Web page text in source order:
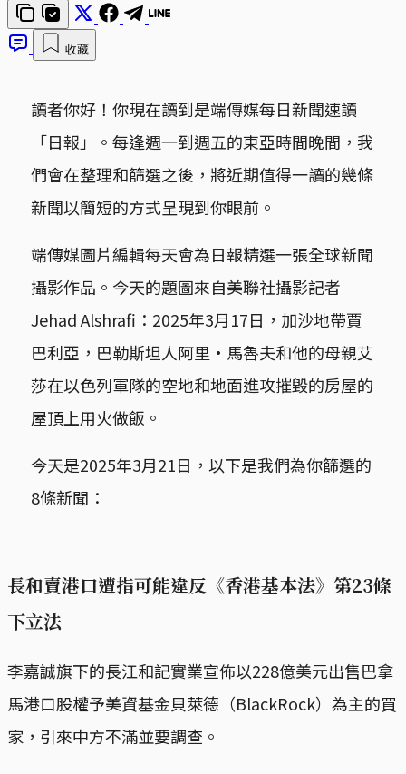
收藏
讀者你好！你現在讀到是端傳媒每日新聞速讀
「日報」。每逢週一到週五的東亞時間晚間，我
們會在整理和篩選之後，將近期值得一讀的幾條
新聞以簡短的方式呈現到你眼前。
端傳媒圖片編輯每天會為日報精選一張全球新聞
攝影作品。今天的題圖來自美聯社攝影記者
Jehad Alshrafi：2025年3月17日，加沙地帶賈
巴利亞，巴勒斯坦人阿里·馬魯夫和他的母親艾
莎在以色列軍隊的空地和地面進攻摧毀的房屋的
屋頂上用火做飯。
今天是2025年3月21日，以下是我們為你篩選的
8條新聞：
長和賣港口遭指可能違反《香港基本法》第23條
下立法
李嘉誠旗下的長江和記實業宣佈以228億美元出售巴拿
馬港口股權予美資基金貝萊德（BlackRock）為主的買
家，引來中方不滿並要調查。